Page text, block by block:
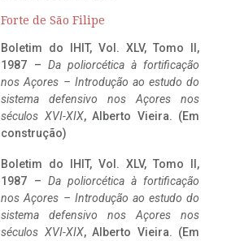
Forte de São Filipe
Boletim do IHIT, Vol. XLV, Tomo II,
1987 – Da poliorcética à fortificação
nos Açores – Introdução ao estudo do
sistema defensivo nos Açores nos
séculos XVI-XIX, Alberto Vieira. (Em
construção)
Boletim do IHIT, Vol. XLV, Tomo II,
1987 – Da poliorcética à fortificação
nos Açores – Introdução ao estudo do
sistema defensivo nos Açores nos
séculos XVI-XIX, Alberto Vieira. (Em